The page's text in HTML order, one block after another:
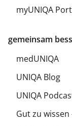
myUNIQA
gemeinsam
medUNIQA
UNIQA Blog
UNIQA
Gut zu